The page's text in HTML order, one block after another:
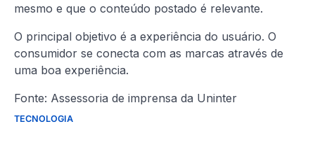
mesmo e que o conteúdo postado é relevante.
O principal objetivo é a experiência do usuário. O
consumidor se conecta com as marcas através de
uma boa experiência.
Fonte: Assessoria de imprensa da Uninter
TECNOLOGIA